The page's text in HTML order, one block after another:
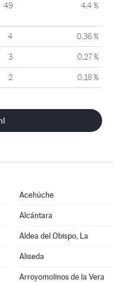
49 4,4 %
4 0,36 %
3 0,27 %
2 0,18 %
Acehúche
Alcántara
Aldea del Obispo, La
Aliseda
Arroyomolinos de la Vera